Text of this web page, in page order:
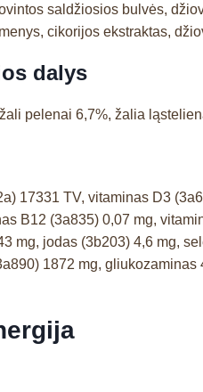
saldžiosios bulvės,
cikorijos ekstraktas,
dalys
pelenai 6,7%, žalia
17331 TV, vitaminas D3
B12 (3a835) 0,07 mg,
mg, jodas (3b203) 4,6 mg,
1872 mg,